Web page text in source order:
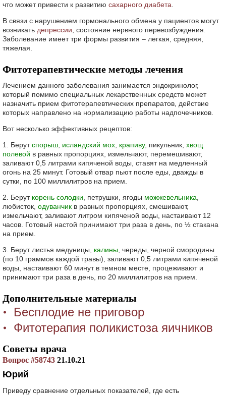
что может привести к развитию сахарного диабета
В связи с нарушением гормонального обмена у пациентов могут
возникать депрессии , состояние нервного перевозбуждения.
Заболевание имеет три формы развития – легкая, средняя,
тяжелая.
Фитотерапевтические методы лечения
Лечением данного заболевания занимается эндокринолог,
который помимо специальных лекарственных средств может
назначить прием фитотерапевтических препаратов, действие
которых направлено на нормализацию работы надпочечников.
Вот несколько эффективных рецептов:
1. Берутспорыш исландский мох крапиву, пикульник, хвощ
полевой в равных пропорциях, измельчают, перемешивают,
заливают 0,5 литрами кипяченой воды, ставят на медленный
огонь на 25 минут. Готовый отвар пьют после еды, дважды в
сутки, по 100 миллилитров на прием.
2. Берут корень солодки , петрушки, ягоды можжевельника
любисток, одуванчик в равных пропорциях, смешивают,
измельчают, заливают литром кипяченой воды, настаивают 12
часов. Готовый настой принимают три раза в день, по ½ стакана
на прием.
3. Берут листья медуницы, калины , череды, черной смородины
(по 10 граммов каждой травы), заливают 0,5 литрами кипяченой
воды, настаивают 60 минут в темном месте, процеживают и
принимают три раза в день, по 20 миллилитров на прием.
Дополнительные материалы
Бесплодие не приговор
Фитотерапия поликистоза яичников
Советы врача
Вопрос #58743 21.10.21
Юрий
Приведу сравнение отдельных показателей, где есть